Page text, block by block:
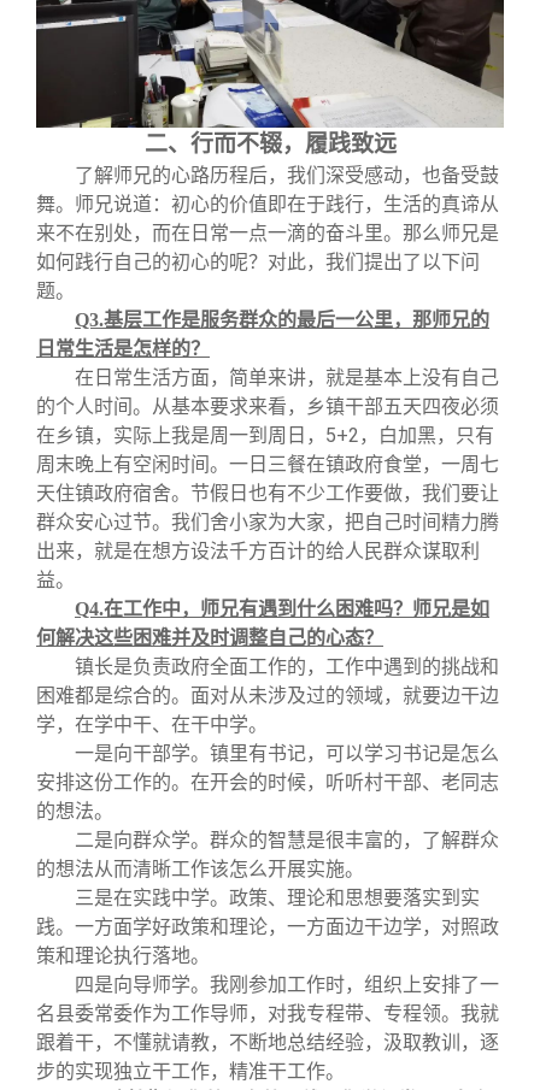
二、行而不辍，履践致远
了解师兄的心路历程后，我们深受感动，也备受鼓
舞。师兄说道：初心的价值即在于践行，生活的真谛从
来不在别处，而在日常一点一滴的奋斗里。那么师兄是
如何践行自己的初心的呢？对此，我们提出了以下问
题。
Q3.基层工作是服务群众的最后一公里，那师兄的
日常生活是怎样的？
在日常生活方面，简单来讲，就是基本上没有自己
的个人时间。从基本要求来看，乡镇干部五天四夜必须
在乡镇，实际上我是周一到周日， 5+2 ，白加黑，只有
周末晚上有空闲时间。一日三餐在镇政府食堂，一周七
天住镇政府宿舍。节假日也有不少工作要做，我们要让
群众安心过节。我们舍小家为大家，把自己时间精力腾
出来，就是在想方设法千方百计的给人民群众谋取利
益。
Q4.在工作中，师兄有遇到什么困难吗？师兄是如
何解决这些困难并及时调整自己的心态？
镇长是负责政府全面工作的，工作中遇到的挑战和
困难都是综合的。面对从未涉及过的领域，就要边干边
学，在学中干、在干中学。
一是向干部学。镇里有书记，可以学习书记是怎么
安排这份工作的。在开会的时候，听听村干部、老同志
的想法。
二是向群众学。群众的智慧是很丰富的，了解群众
的想法从而清晰工作该怎么开展实施。
三是在实践中学。政策、理论和思想要落实到实
践。一方面学好政策和理论，一方面边干边学，对照政
策和理论执行落地。
四是向导师学。我刚参加工作时，组织上安排了一
名县委常委作为工作导师，对我专程带、专程领。我就
跟着干，不懂就请教，不断地总结经验，汲取教训，逐
步的实现独立干工作，精准干工作。